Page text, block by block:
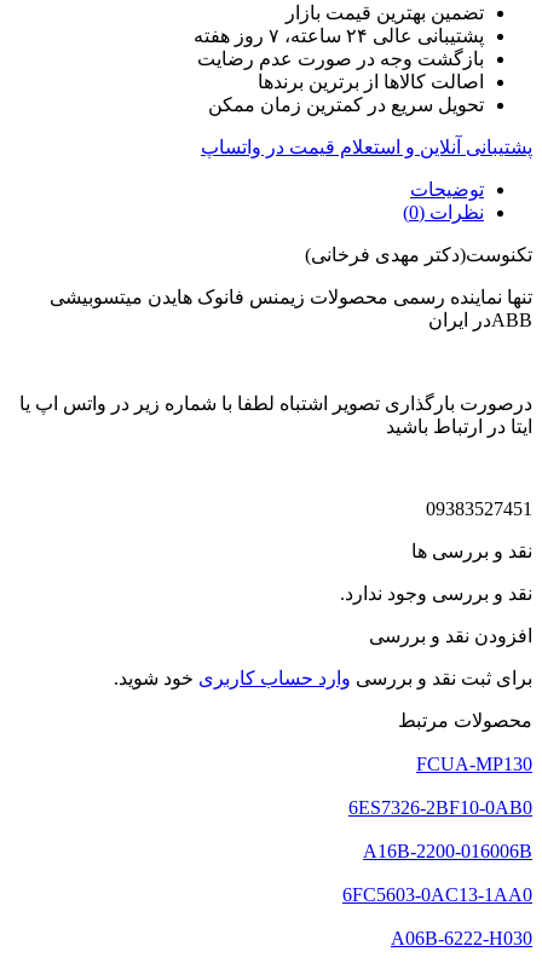
تضمین بهترین قیمت بازار
پشتیبانی عالی ۲۴ ساعته، ۷ روز هفته
بازگشت وجه در صورت عدم رضایت
اصالت کالاها از برترین برندها
تحویل سریع در کمترین زمان ممکن
پشتیبانی آنلاین و استعلام قیمت در واتساپ
توضیحات
نظرات (0)
تکنوست(دکتر مهدی فرخانی)
تنها نماینده رسمی محصولات زیمنس فانوک هایدن میتسوبیشی
ABBدر ایران
درصورت بارگذاری تصویر اشتباه لطفا با شماره زیر در واتس اپ یا
ایتا در ارتباط باشید
09383527451
نقد و بررسی ها
نقد و بررسی وجود ندارد.
افزودن نقد و بررسی
برای ثبت نقد و بررسی وارد حساب کاربری خود شوید.
محصولات مرتبط
FCUA-MP130
6ES7326-2BF10-0AB0
A16B-2200-016006B
6FC5603-0AC13-1AA0
A06B-6222-H030